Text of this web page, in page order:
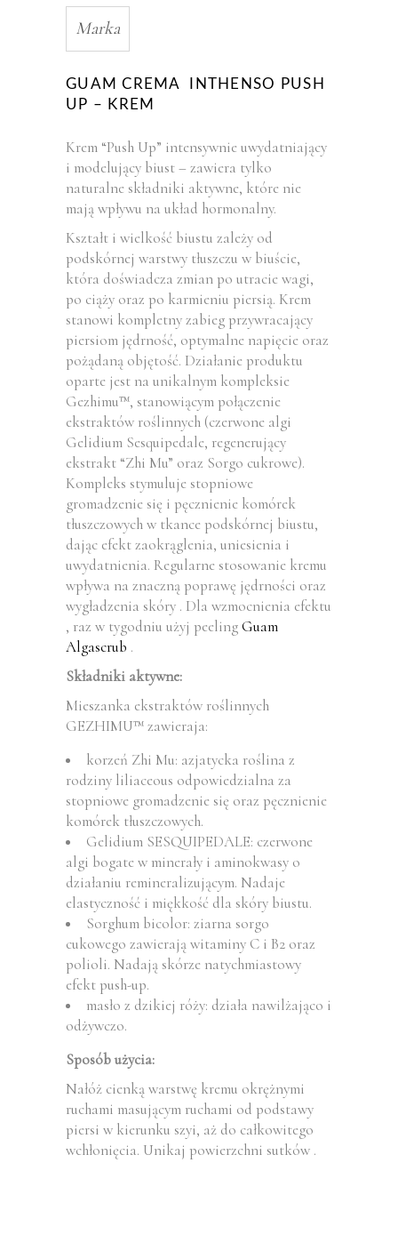
Marka
GUAM CREMA INTHENSO PUSH
UP – KREM
Krem “Push Up” intensywnie uwydatniający
i modelujący biust – zawiera tylko
naturalne składniki aktywne, które nie
mają wpływu na układ hormonalny.
Kształt i wielkość biustu zależy od
podskórnej warstwy tłuszczu w biuście,
która doświadcza zmian po utracie wagi,
po ciąży oraz po karmieniu piersią. Krem
stanowi kompletny zabieg przywracający
piersiom jędrność, optymalne napięcie oraz
pożądaną objętość. Działanie produktu
oparte jest na unikalnym kompleksie
Gezhimu™, stanowiącym połączenie
ekstraktów roślinnych (czerwone algi
Gelidium Sesquipedale, regenerujący
ekstrakt “Zhi Mu” oraz Sorgo cukrowe).
Kompleks stymuluje stopniowe
gromadzenie się i pęcznienie komórek
tłuszczowych w tkance podskórnej biustu,
dając efekt zaokrąglenia, uniesienia i
uwydatnienia. Regularne stosowanie kremu
wpływa na znaczną poprawę jędrności oraz
wygładzenia skóry . Dla wzmocnienia efektu
, raz w tygodniu użyj peelingGuam
Algascrub .
Składniki aktywne:
Mieszanka ekstraktów roślinnych
GEZHIMU™ zawieraja:
korzeń Zhi Mu: azjatycka roślina z
rodziny liliaceous odpowiedzialna za
stopniowe gromadzenie się oraz pęcznienie
komórek tłuszczowych.
Gelidium SESQUIPEDALE: czerwone
algi bogate w minerały i aminokwasy o
działaniu remineralizującym. Nadaje
elastyczność i miękkość dla skóry biustu.
Sorghum bicolor: ziarna sorgo
cukowego zawierają witaminy C i B2 oraz
polioli. Nadają skórze natychmiastowy
efekt push-up.
masło z dzikiej róży: działa nawilżająco i
odżywczo.
Sposób użycia:
Nałóż cienką warstwę kremu okrężnymi
ruchami masującym ruchami od podstawy
piersi w kierunku szyi, aż do całkowitego
wchłonięcia. Unikaj powierzchni sutków .